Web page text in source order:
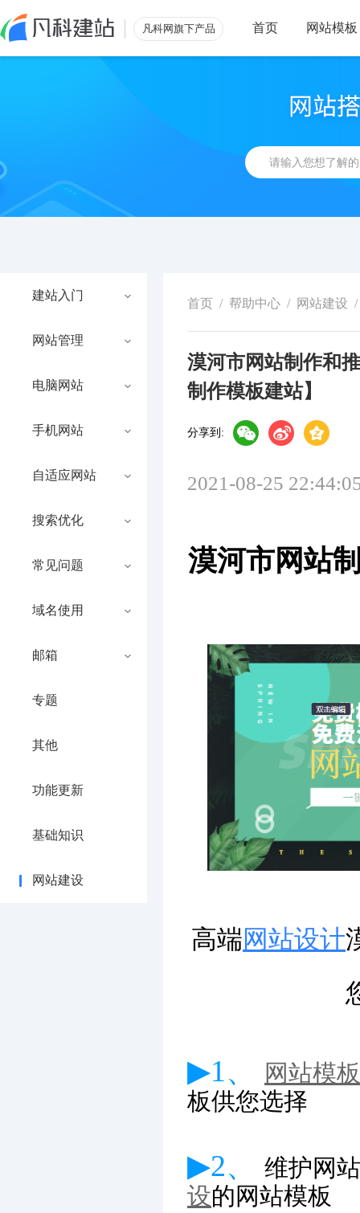
凡科网旗下产品 首页 网站模板
建站入门
网站管理
电脑网站
手机网站
自适应网站
搜索优化
常见问题
域名使用
邮箱
专题
其他
功能更新
基础知识
网站建设
首页 / 帮助中心 / 网站建设 /
漠河市网站制作和
制作模板建站】
分享到:
2021-08-25
漠河市网站
高端网站设计
▶1、
网站模板
板供您选择
▶2、
维护网
设的网站模板